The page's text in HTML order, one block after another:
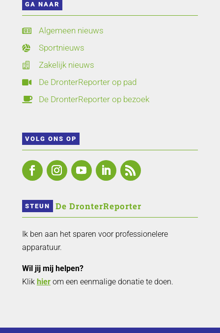
GA NAAR
 Algemeen nieuws
 Sportnieuws
 Zakelijk nieuws
 De DronterReporter op pad
 De DronterReporter op bezoek
VOLG ONS OP
STEUN De DronterReporter
Ik ben aan het sparen voor professionelere
apparatuur.
Wil jij mij helpen?
Klik hierom een eenmalige donatie te doen.